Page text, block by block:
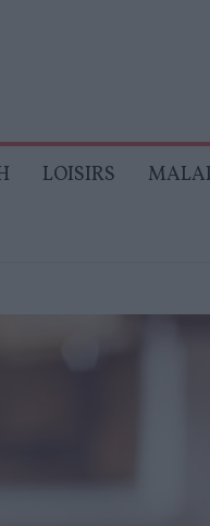
LOISIRS